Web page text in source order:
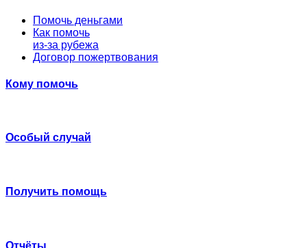
Помочь деньгами
Как помочь
из-за рубежа
Договор пожертвования
Кому помочь
Особый случай
Получить помощь
Отчёты